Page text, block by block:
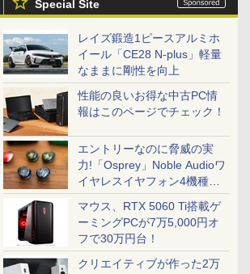
Special Site
レイズ鍛造1ピースアルミホ
イール「CE28 N-plus」軽量
なままに剛性を向上
性能の良いお得な中古PC情
報はこのページでチェック！
エントリーなのに脅威の実
力!「Osprey」Noble Audioワ
イヤレスイヤフォン4機種を
一気に聴く
マウス、RTX 5060 Ti搭載ゲ
ーミングPCが7万5,000円オ
フで30万円台！
クリエイティブが作った2万